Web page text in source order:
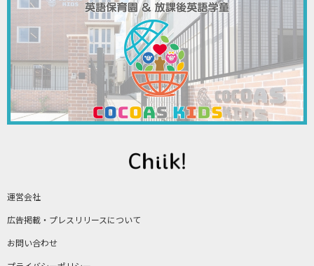
運営会社
広告掲載・プレスリリースについて
お問い合わせ